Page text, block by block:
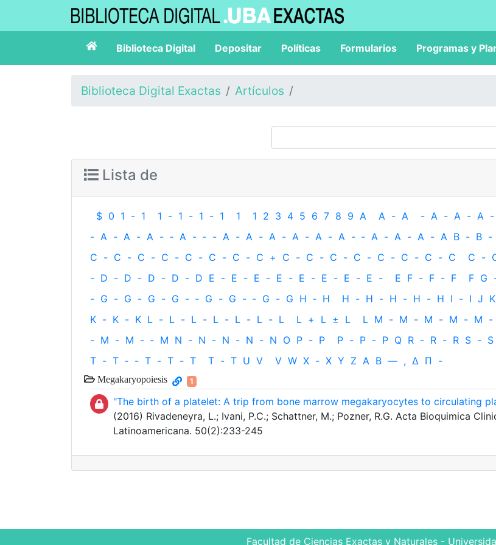
Biblioteca Digital Depositar Políticas Formularios Programas y
Biblioteca Digital Exactas Artículos
Lista de
$ 0 1 - 1 1 - 1 - 1 - 1 1 1 2 3 4 5 6 7 8 9 A A - A - A - A - A -
- A - A - A - ‐ A - ‐ - A - A - A - A - A - A - ‐ A - A - A - A B - B -
C - C - C - C - C - C - C - C + C - C - C - C - C - C - C - C C -
- D - D - D - D - D E - E - E - E - E - E - E - E - E F - F - F F G
- G - G - G - G - ‐ G - G - ‐ G - G H ‐ H H - H - H - H - H I - I J K
K - K - K L - L - L - L - L - L - L L + L ± L L M - M - M - M - M -
- M - M - ‐ M N - N - N - N - N O P - P P - P - P Q R - R - R S - S
T - T ‐ - T - T - T T - T U V V W X - X Y Z Α Β — , Δ Π -
Megakaryopoiesis 1
"The birth of a platelet: A trip from bone marrow megakaryocytes to circulating
(2016) Rivadeneyra, L.; Ivani, P.C.; Schattner, M.; Pozner, R.G. Acta Bioquimica
Latinoamericana. 50(2):233-245
Facultad de Ciencias Exactas y Naturales -